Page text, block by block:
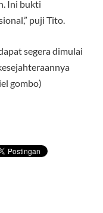
Ini bukti
puji Tito.
segera dimulai
gombo)